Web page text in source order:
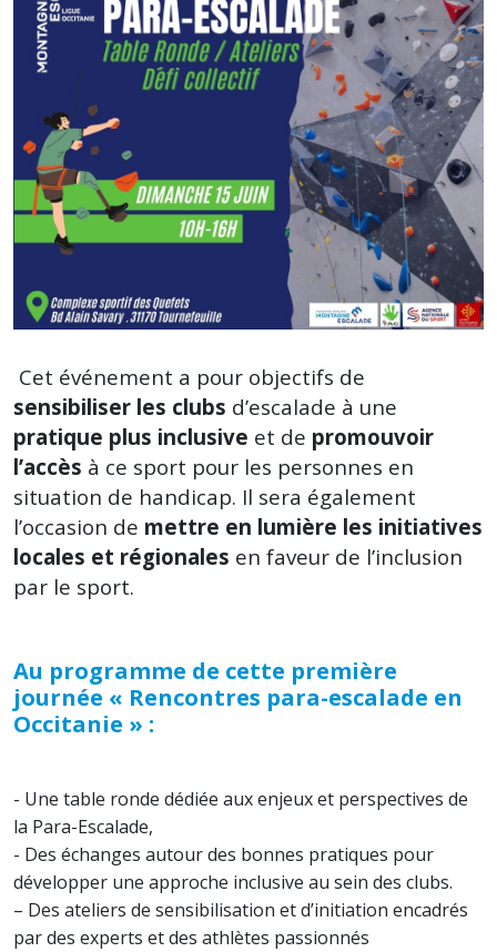
Cet événement a pour objectifs de
sensibiliser les clubs d’escalade à une
pratique plus inclusive et de promouvoir
l’accès à ce sport pour les personnes en
situation de handicap. Il sera également
l’occasion de mettre en lumière les initiatives
locales et régionales en faveur de l’inclusion
par le sport.
Au programme de cette première
journée « Rencontres para-escalade en
Occitanie » :
​- Une table ronde dédiée aux enjeux et perspectives de
la Para-Escalade,
​- Des échanges autour des bonnes pratiques pour
développer une approche inclusive au sein des clubs.
– Des ateliers de sensibilisation et d’initiation encadrés
par des experts et des athlètes passionnés